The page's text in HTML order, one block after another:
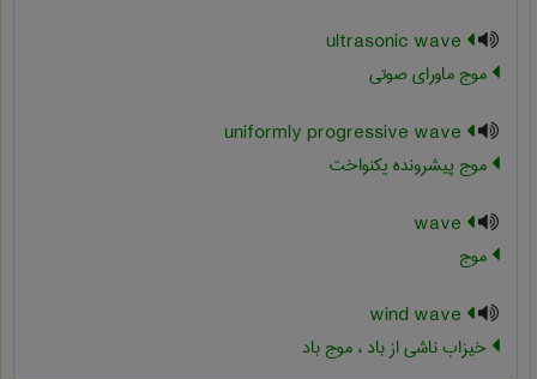
موج ماورای صوتی
موج پیشرونده یکنواخت
موج
خیزاب ناشی از باد ، موج باد